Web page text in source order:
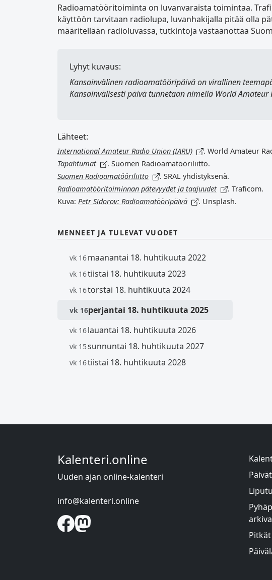
Radioamatööritoiminta on luvanvaraista toimintaa.
käyttöön tarvitaan radiolupa, luvanhakijalla pitää olla
määritellään radioluvassa, tutkintoja vastaanottaa
Lyhyt kuvaus:
Kansainvälinen radioamatööripäiväon virallinen
Kansainvälisesti päivä tunnetaan nimellä World Amateur
Lähteet:
International Amateur Radio Union (IARU)
. World Amateur
Tapahtumat
. Suomen Radioamatööriliitto.
Suomen Radioamatööriliitto
. SRAL yhdistyksenä.
Radioamatööritoiminnan pätevyydet ja taajuudet
. Traficom.
Kuva: Petr Sidorov: Radioamatööripäivä . Unsplash.
MENNEET JA TULEVAT VUODET
vk 16maanantai 18. huhtikuuta 2022
vk 16tiistai 18. huhtikuuta 2023
vk 16torstai 18. huhtikuuta 2024
vk 16perjantai 18. huhtikuuta 2025
vk 16lauantai 18. huhtikuuta 2026
vk 15sunnuntai 18. huhtikuuta 2027
vk 16tiistai 18. huhtikuuta 2028
Kalenteri.online
Uuden ajan online-kalenteri
info@kalenteri.online